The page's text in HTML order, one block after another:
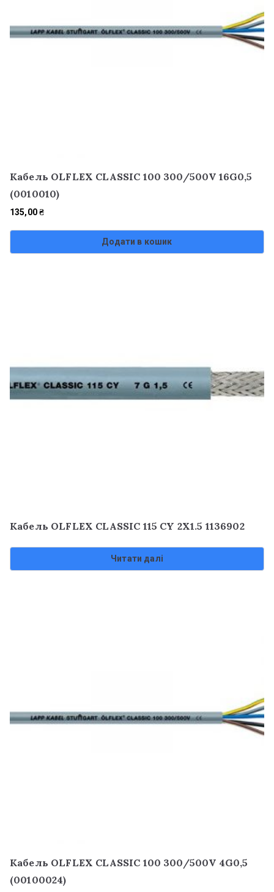
Кабель OLFLEX CLASSIC 100 300/500V 16G0,5
(0010010)
135,00₴
Додати в кошик
Кабель OLFLEX CLASSIC 115 CY 2X1.5 1136902
Читати далі
Кабель OLFLEX CLASSIC 100 300/500V 4G0,5
(00100024)